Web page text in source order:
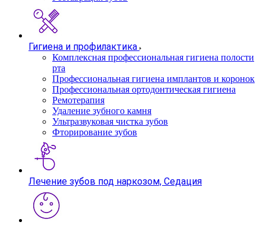
Гигиена и профилактика
Комплексная профессиональная гигиена полости
рта
Профессиональная гигиена имплантов и коронок
Профессиональная ортодонтическая гигиена
Ремотерапия
Удаление зубного камня
Ультразвуковая чистка зубов
Фторирование зубов
Лечение зубов под наркозом, Седация